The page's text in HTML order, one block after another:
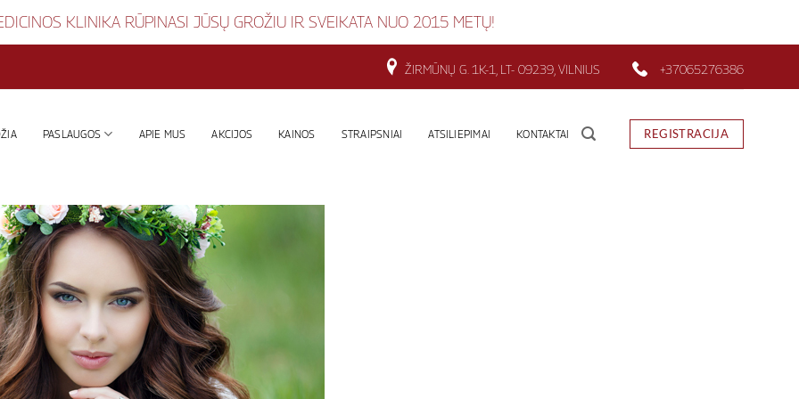
KLINIKA RŪPINASI JŪSŲ GROŽIU IR SVEIKATA NUO 2015 METŲ!
ŽIRMŪNŲ G. 1K-1, LT- 09239, VILNIUS +37065276386
PASLAUGOS APIE MUS AKCIJOS KAINOS STRAIPSNIAI ATSILIEPIMAI KONTAKTAI REGISTRACIJA